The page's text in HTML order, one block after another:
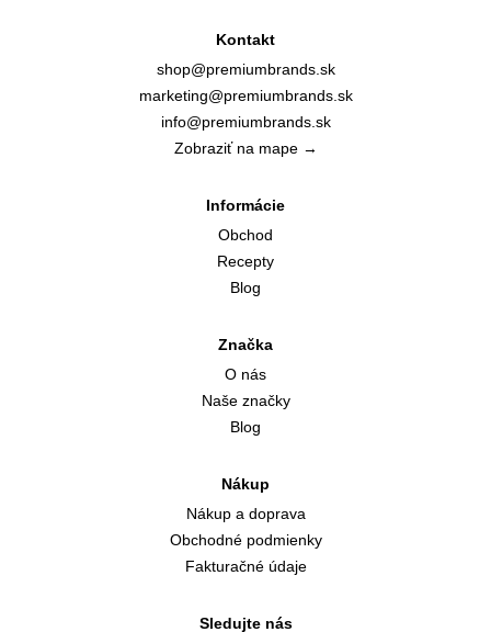
Kontakt
shop@premiumbrands.sk
marketing@premiumbrands.sk
info@premiumbrands.sk
Zobraziť na mape →
Informácie
Obchod
Recepty
Blog
Značka
O nás
Naše značky
Blog
Nákup
Nákup a doprava
Obchodné podmienky
Fakturačné údaje
Sledujte nás